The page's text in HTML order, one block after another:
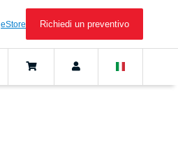
eStore Richiedi un preventivo